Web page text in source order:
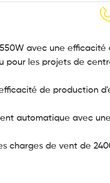
avec une efficacité
pour les projets de
de production
automatique avec
charges de vent de